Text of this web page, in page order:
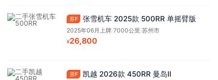
苏F 张雪机车 2025款 500RR 单摇臂版
2025年06月上牌/7000公里 /苏州市
¥26,800
浙F 凯越 2026款 450RR 曼岛Ⅱ